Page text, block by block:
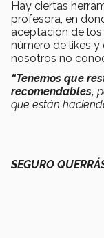
Hay ciertas
profesora, en
aceptación de
número de likes
nosotros no
“Tenemos que
recomendables,
que están
SEGURO